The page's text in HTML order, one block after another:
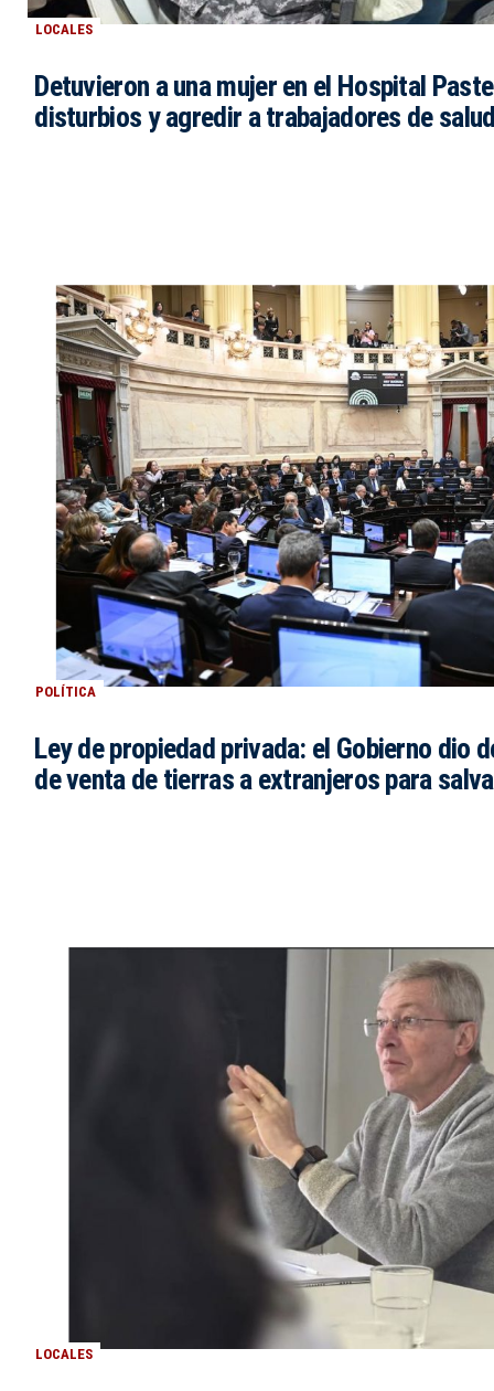
LOCALES
Detuvieron a una mujer en el Hospital
disturbios y agredir a trabajadores de
POLÍTICA
Ley de propiedad privada: el Gobierno dio
de venta de tierras a extranjeros para
LOCALES